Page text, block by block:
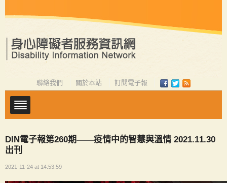
聯絡我們 關於本站 訂閱電子報
DIN電子報第260期——疫情中的智慧與溫情 2021.11.30
出刊
2021-11-24 at 14:53:59